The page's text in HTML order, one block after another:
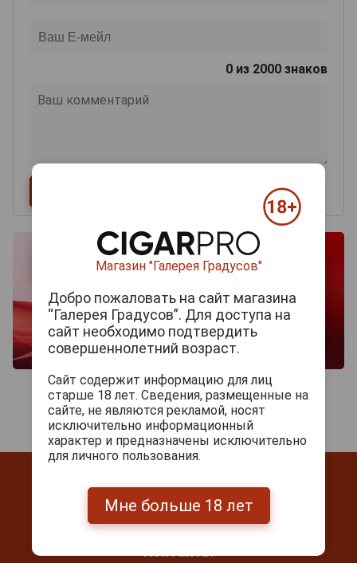
0 из 2000 знаков
Контакты
Магазин "Галерея Градусов"
Добро пожаловать на сайт магазина
“Галерея Градусов”. Для доступа на
сайт необходимо подтвердить
совершеннолетний возраст.
Сайт содержит информацию для лиц
старше 18 лет. Сведения, размещенные на
сайте, не являются рекламой, носят
исключительно информационный
характер и предназначены исключительно
для личного пользования.
Мне больше 18 лет